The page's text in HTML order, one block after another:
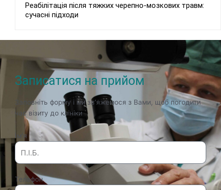
Реабілітація після тяжких черепно-мозкових травм:
сучасні підходи
Записатися на прийом
Заповніть форму і ми зв’яжемося з Вами, щоб погодити
час візиту до клініки
Ім'я
Телефон